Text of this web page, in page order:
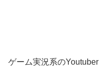
ゲーム実況系のYoutuber